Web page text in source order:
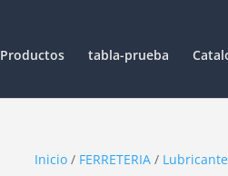
Productos tabla-prueba
Inicio/ FERRETERIA/